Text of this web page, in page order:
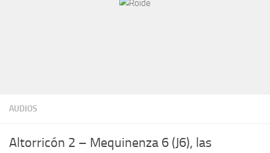
AUDIOS
Altorricón 2 – Mequinenza 6 (J6), las